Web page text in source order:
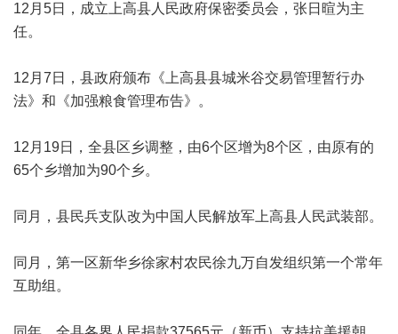
12月5日，成立上高县人民政府保密委员会，张日暄为主
任。
12月7日，县政府颁布《上高县县城米谷交易管理暂行办
法》和《加强粮食管理布告》。
12月19日，全县区乡调整，由6个区增为8个区，由原有的
65个乡增加为90个乡。
同月，县民兵支队改为中国人民解放军上高县人民武装部。
同月，第一区新华乡徐家村农民徐九万自发组织第一个常年
互助组。